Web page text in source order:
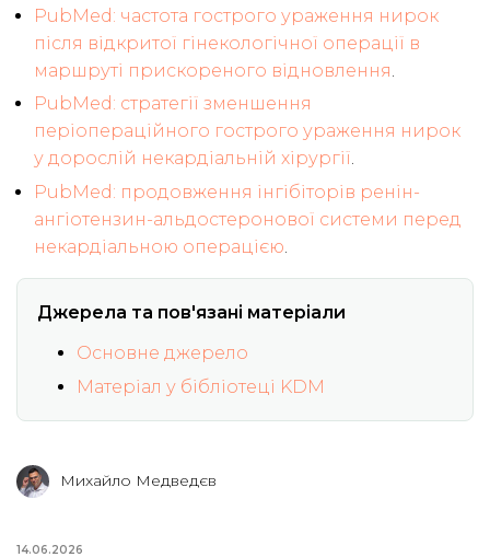
PubMed: частота гострого ураження нирок
після відкритої гінекологічної операції в
маршруті прискореного відновлення.
PubMed: стратегії зменшення
періопераційного гострого ураження нирок
у дорослій некардіальній хірургії.
PubMed: продовження інгібіторів ренін-
ангіотензин-альдостеронової системи перед
некардіальною операцією.
Джерела та пов'язані матеріали
Основне джерело
Матеріал у бібліотеці KDM
Михайло Медведєв
14.06.2026